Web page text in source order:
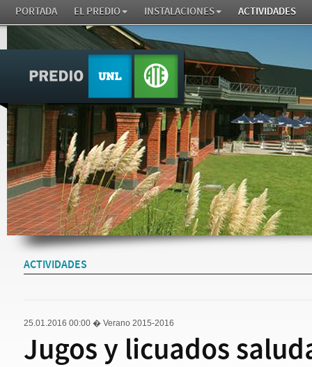
PORTADA EL PREDIO INSTALACIONES ACTIVIDADES
ACTIVIDADES
25.01.2016 00:00 � Verano 2015-2016
Jugos y licuados